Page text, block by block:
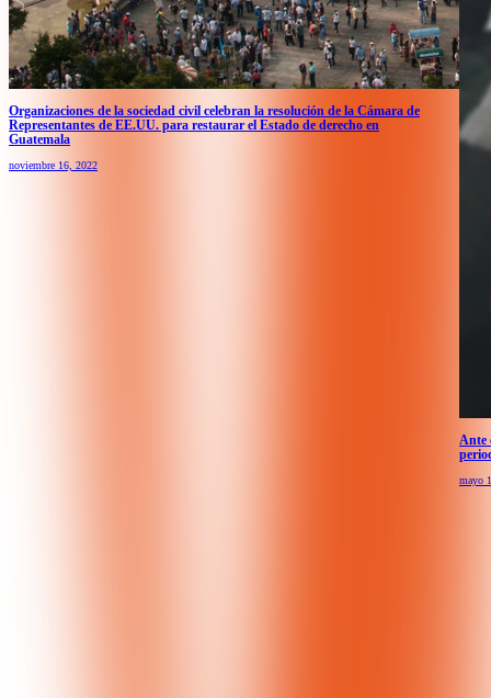
Organizaciones de la sociedad civil celebran la resolución de la Cámara de
Representantes de EE.UU. para restaurar el Estado de derecho en
Guatemala
noviembre 16, 2022
Ante
mayo